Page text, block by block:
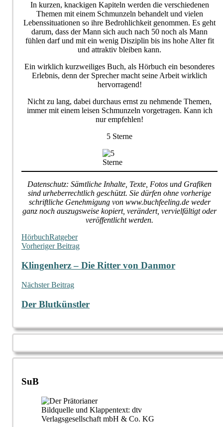
In kurzen, knackigen Kapiteln werden die verschiedenen
Themen mit einem Schmunzeln behandelt und vielen
Lebenssituationen so ihre Bedrohlichkeit genommen. Es geht
darum, dass der Mann sich auch nach 50 noch als Mann
fühlen darf und mit ein wenig Disziplin bis ins hohe Alter fit
und attraktiv bleiben kann.
Ein wirklich kurzweiliges Buch, als Hörbuch ein besonderes
Erlebnis, denn der Sprecher macht seine Arbeit wirklich
hervorragend!
Nicht zu lang, dabei durchaus ernst zu nehmende Themen,
immer mit einem leisen Schmunzeln vorgetragen. Kann ich
nur empfehlen!
5 Sterne
Datenschutz: Sämtliche Inhalte, Texte, Fotos und Grafiken
sind urheberrechtlich geschützt. Sie dürfen ohne vorherige
schriftliche Genehmigung von www.buchfeeling.de weder
ganz noch auszugsweise kopiert, verändert, vervielfältigt oder
veröffentlicht werden.
HörbuchRatgeber
Beitragsnavigation
Vorheriger Beitrag
Klingenherz – Die Ritter von Danmor
Nächster Beitrag
Der Blutkünstler
SuB
Bildquelle und Klappentext: dtv
Verlagsgesellschaft mbH & Co. KG